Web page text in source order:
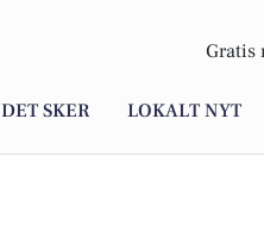
Gratis
DET SKER LOKALT NYT